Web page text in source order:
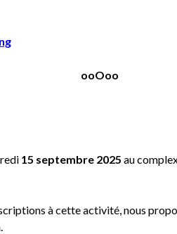
ooOoo
15 septembre 2025 au
à cette activité, nous